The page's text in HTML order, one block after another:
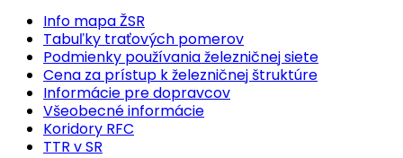
Info mapa ŽSR
Tabuľky traťových pomerov
Podmienky používania železničnej siete
Cena za prístup k železničnej štruktúre
Informácie pre dopravcov
Všeobecné informácie
Koridory RFC
TTR v SR